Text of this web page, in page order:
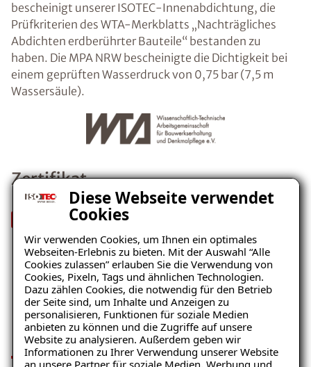
Diese Webseite verwendet
Cookies
Wir verwenden Cookies, um Ihnen ein optimales
Webseiten-Erlebnis zu bieten. Mit der Auswahl “Alle
Cookies zulassen” erlauben Sie die Verwendung von
Cookies, Pixeln, Tags und ähnlichen Technologien.
Dazu zählen Cookies, die notwendig für den Betrieb
der Seite sind, um Inhalte und Anzeigen zu
personalisieren, Funktionen für soziale Medien
anbieten zu können und die Zugriffe auf unsere
Website zu analysieren. Außerdem geben wir
Informationen zu Ihrer Verwendung unserer Website
an unsere Partner für soziale Medien, Werbung und
bescheinigt unserer ISOTEC-Innenabdichtung, die
Prüfkriterien des WTA-Merkblatts „Nachträgliches
Abdichten erdberührter Bauteile“ bestanden zu
haben. Die MPA NRW bescheinigte die Dichtigkeit bei
einem geprüften Wasserdruck von 0,75 bar (7,5 m
Wassersäule).
Zertifikat
WTA-Zertifikat ISOTEC-
Innenabdichtung.pdf
PDF 498 KB
Ihre Vorteile unserer
Innenabdichtung
Ratgeber „Sofort-Tipps gegen